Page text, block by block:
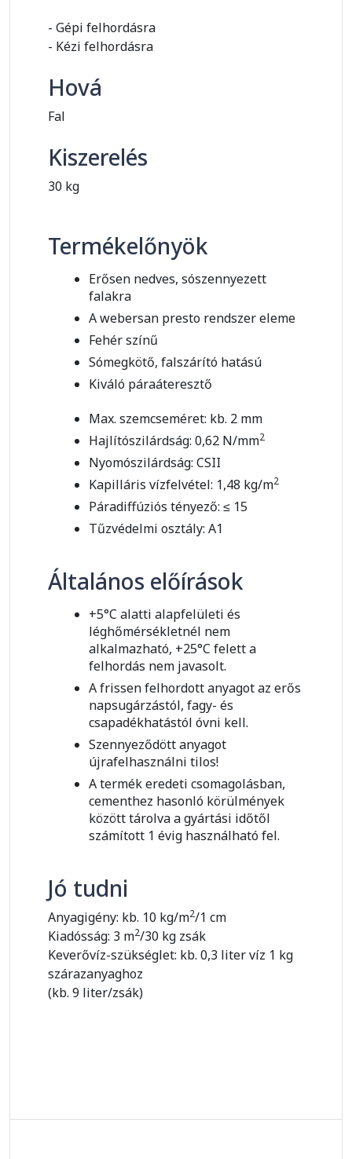
- Gépi felhordásra
- Kézi felhordásra
Hová
Fal
Kiszerelés
30 kg
Termékelőnyök
Erősen nedves, sószennyezett
falakra
A webersan presto rendszer eleme
Fehér színű
Sómegkötő, falszárító hatású
Kiváló páraáteresztő
Max. szemcseméret: kb. 2 mm
Hajlítószilárdság: 0,62 N/mm2
Nyomószilárdság: CSII
Kapilláris vízfelvétel: 1,48 kg/m2
Páradiffúziós tényező: ≤ 15
Tűzvédelmi osztály: A1
Általános előírások
+5°C alatti alapfelületi és
léghőmérsékletnél nem
alkalmazható, +25°C felett a
felhordás nem javasolt.
A frissen felhordott anyagot az erős
napsugárzástól, fagy- és
csapadékhatástól óvni kell.
Szennyeződött anyagot
újrafelhasználni tilos!
A termék eredeti csomagolásban,
cementhez hasonló körülmények
között tárolva a gyártási időtől
számított 1 évig használható fel.
Jó tudni
Anyagigény: kb. 10 kg/m2/1 cm
Kiadósság: 3 m2/30 kg zsák
Keverővíz-szükséglet: kb. 0,3 liter víz 1 kg
szárazanyaghoz
(kb. 9 liter/zsák)